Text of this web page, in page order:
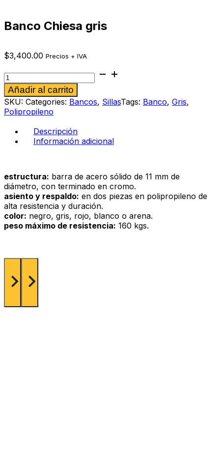
Banco Chiesa gris
$3,400.00 Precios + IVA
Banco
Chiesa
gris
cantidad
Añadir al carrito
SKU: Categories: Bancos, SillasTags: Banco, Gris,
Polipropileno
Descripción
Información adicional
estructura: barra de acero sólido de 11 mm de
diámetro, con terminado en cromo.
asiento y respaldo: en dos piezas en polipropileno de
alta resistencia y duración.
color: negro, gris, rojo, blanco o arena.
peso máximo de resistencia: 160 kgs.